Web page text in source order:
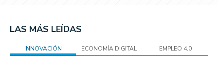
LAS MÁS LEÍDAS
INNOVACIÓN ECONOMÍA DIGITAL EMPLEO 4.0